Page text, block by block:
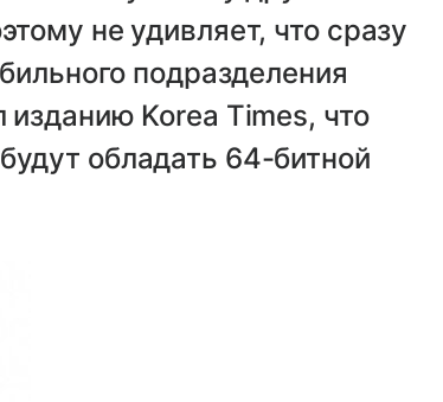
не удивляет, что сразу
подразделения
Korea Times, что
обладать 64-битной